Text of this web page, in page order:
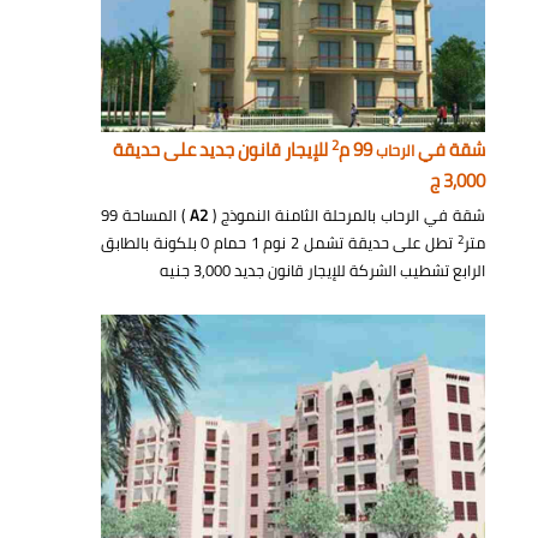
شقة فيالرحاب99 م 2للإيجار قانون جديد على حديقة
3,000 ج
شقة في الرحاب بالمرحلة الثامنة النموذج (A2
) المساحة 99
متر2
تطل على حديقة تشمل 2 نوم 1 حمام 0 بلكونة بالطابق
الرابع تشطيب الشركة للإيجار قانون جديد 3,000 جنيه